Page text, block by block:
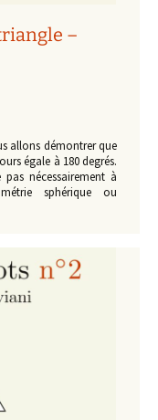
–
allons démontrer que
égale à 180 degrés.
nécessairement à
sphérique ou